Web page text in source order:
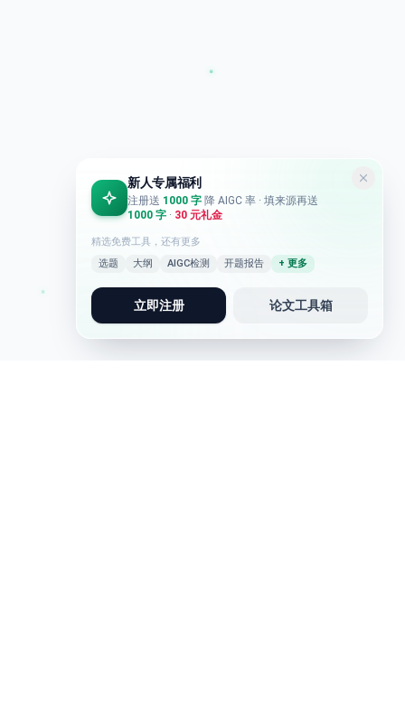
新人专属福利
注册送 1000 字 降 AIGC 率 · 填来源再送
1000 字 · 30 元礼金
精选免费工具，还有更多
选题
大纲 AIGC检测 开题报告 + 更多
立即注册 论文工具箱